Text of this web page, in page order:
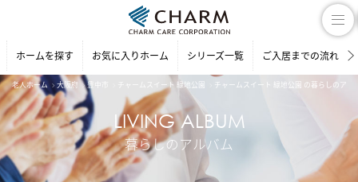
ホームを探す お気に入りホーム シリーズ一覧 ご入居までの流れ
老人ホーム 大阪府 豊中市 チャームスイート 緑地公園 チャームスイート 緑地公園 の暮らしのアル
LIVING ALBUM
暮らしのアルバム